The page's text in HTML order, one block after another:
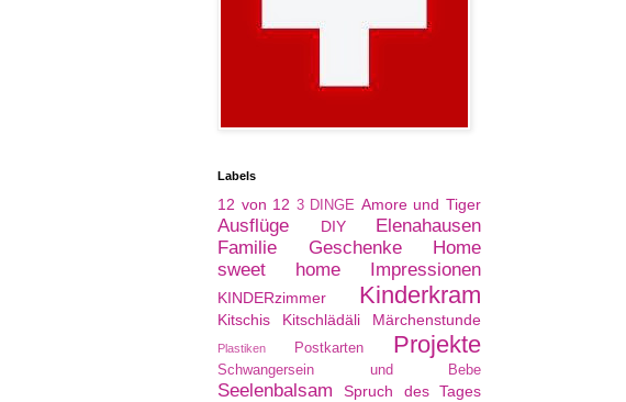
Labels
12 von 12 3 DINGE Amore und Tiger
Ausflüge DIY
Elenahausen
Familie
Geschenke
Home
sweet home
Impressionen
KINDERzimmer Kinderkram
Kitschis Kitschlädäli Märchenstunde
Plastiken Postkarten Projekte
Schwangersein und Bebe
Seelenbalsam
Spruch des Tages